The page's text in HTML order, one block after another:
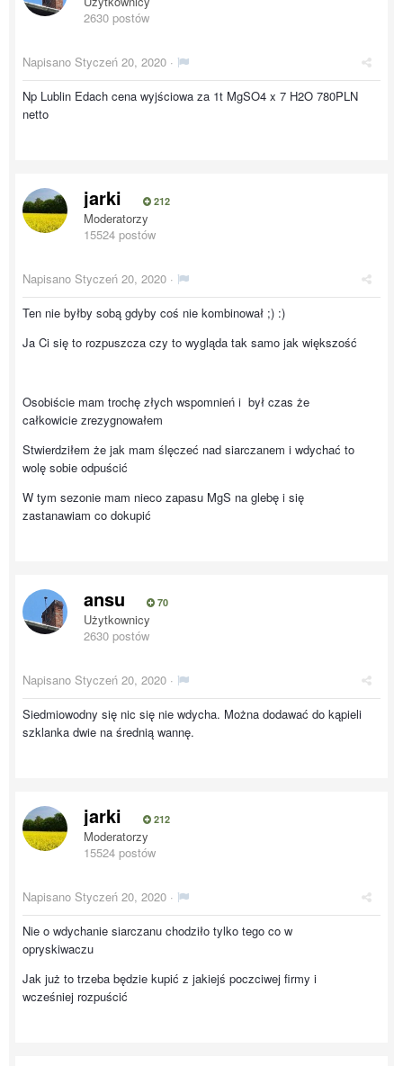
2630 postów
Napisano Styczeń 20, 2020 ·
Np Lublin Edach cena wyjściowa za 1t MgSO4 x 7 H2O 780PLN
netto
jarki 212
Moderatorzy
15524 postów
Napisano Styczeń 20, 2020 ·
Ten nie byłby sobą gdyby coś nie kombinował ;) :)
Ja Ci się to rozpuszcza czy to wygląda tak samo jak większość
Osobiście mam trochę złych wspomnień i był czas że
całkowicie zrezygnowałem
Stwierdziłem że jak mam ślęczeć nad siarczanem i wdychać to
wolę sobie odpuścić
W tym sezonie mam nieco zapasu MgS na glebę i się
zastanawiam co dokupić
ansu 70
Użytkownicy
2630 postów
Napisano Styczeń 20, 2020 ·
Siedmiowodny się nic się nie wdycha. Można dodawać do kąpieli
szklanka dwie na średnią wannę.
jarki 212
Moderatorzy
15524 postów
Napisano Styczeń 20, 2020 ·
Nie o wdychanie siarczanu chodziło tylko tego co w
opryskiwaczu
Jak już to trzeba będzie kupić z jakiejś poczciwej firmy i
wcześniej rozpuścić